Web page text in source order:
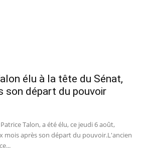
élu à la tête du Sénat,
son départ du pouvoir
Talon, a été élu, ce jeudi 6 août,
mois après son départ du pouvoir.L'ancien